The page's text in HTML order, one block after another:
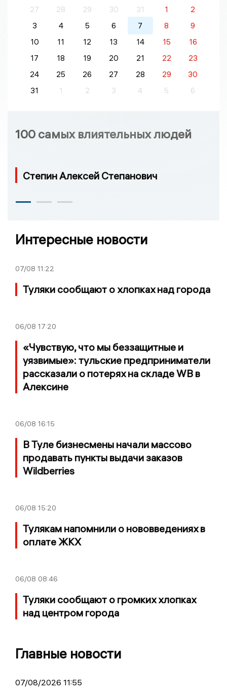
27
28 29 30 31 1
2
3
4 5 6 7 8
9
10
11 12 13 14 15
16
17
18 19 20 21 22
23
24
25 26 27 28 29
30
31
1 2 3 4 5 6
100 самых влиятельных людей
Степин Алексей Степанович
Интересные новости
07/08 11:22
Туляки сообщают о хлопках над города
06/08 17:20
«Чувствую, что мы беззащитные и
уязвимые»: тульские предприниматели
рассказали о потерях на складе WB в
Алексине
06/08 16:15
В Туле бизнесмены начали массово
продавать пункты выдачи заказов
Wildberries
06/08 15:20
Тулякам напомнили о нововведениях в
оплате ЖКХ
06/08 08:46
Туляки сообщают о громких хлопках
над центром города
Главные новости
07/08/2026 11:55